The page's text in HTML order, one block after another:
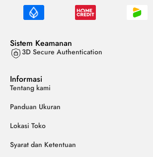
Sistem Keamanan
3D Secure Authentication
Informasi
Tentang kami
Panduan Ukuran
Lokasi Toko
Syarat dan Ketentuan